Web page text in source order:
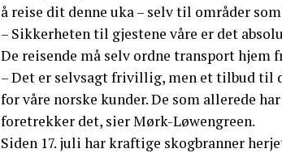
å reise dit denne uka – selv til områder
– Sikkerheten til gjestene våre er det
De reisende må selv ordne transport hjem
– Det er selvsagt frivillig, men et tilbud til
for våre norske kunder. De som allerede
foretrekker det, sier Mørk-Løwengreen.
Siden 17. juli har kraftige skogbranner